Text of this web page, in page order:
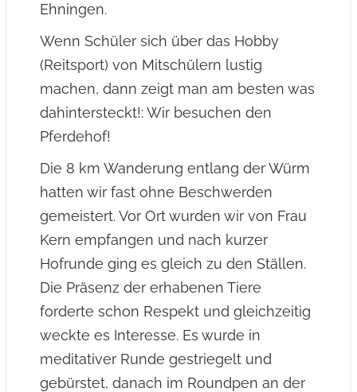
Ehningen.
Wenn Schüler sich über das Hobby
(Reitsport) von Mitschülern lustig
machen, dann zeigt man am besten was
dahintersteckt!: Wir besuchen den
Pferdehof!
Die 8 km Wanderung entlang der Würm
hatten wir fast ohne Beschwerden
gemeistert. Vor Ort wurden wir von Frau
Kern empfangen und nach kurzer
Hofrunde ging es gleich zu den Ställen.
Die Präsenz der erhabenen Tiere
forderte schon Respekt und gleichzeitig
weckte es Interesse. Es wurde in
meditativer Runde gestriegelt und
gebürstet, danach im Roundpen an der